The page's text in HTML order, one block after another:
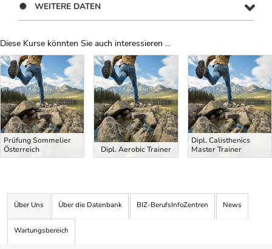
WEITERE DATEN
Diese Kurse könnten Sie auch interessieren ...
Uber Weiterbildungsvorschläge
Prüfung Sommelier
Österreich
Dipl. Aerobic Trainer
Dipl. Calisthenics
Master Trainer
Über Uns Über die Datenbank BIZ-BerufsInfoZentren News
Wartungsbereich